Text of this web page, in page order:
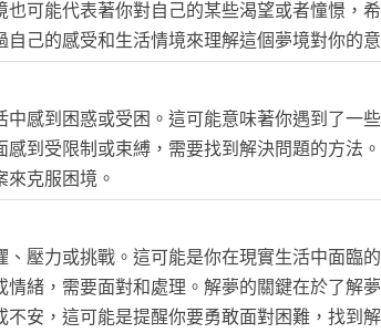
可能代表著你對自己的某些渴望或者憧憬，
己的感受和生活情境來理解這個夢境對你的意
感到困惑或受困。這可能意味著你遇到了一
到受限制或束縛，需要找到解決問題的方法
克服困境。
壓力或挑戰。這可能是你在現實生活中面臨
緒，需要面對和處理。解夢的關鍵在於了解
安，這可能是提醒你要勇敢面對困難，找到